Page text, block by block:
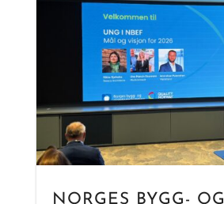
NORGES BYGG- OG